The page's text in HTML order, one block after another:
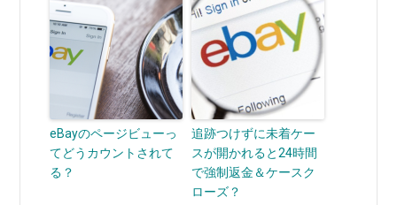
eBayのページビューっ
てどうカウントされて
る？
追跡つけずに未着ケー
スが開かれると24時間
で強制返金＆ケースク
ローズ？